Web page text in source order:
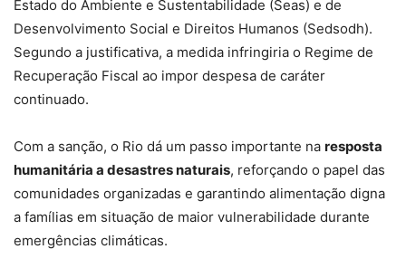
Estado do Ambiente e Sustentabilidade (Seas) e de
Desenvolvimento Social e Direitos Humanos (Sedsodh).
Segundo a justificativa, a medida infringiria o Regime de
Recuperação Fiscal ao impor despesa de caráter
continuado.
Com a sanção, o Rio dá um passo importante na resposta
humanitária a desastres naturais, reforçando o papel das
comunidades organizadas e garantindo alimentação digna
a famílias em situação de maior vulnerabilidade durante
emergências climáticas.